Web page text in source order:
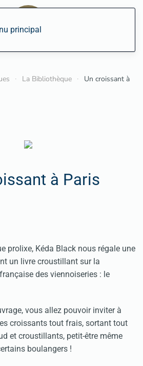
principal
La Bibliothèque
Un croissant à
à Paris
prolixe, Kéda Black nous régale une
un livre croustillant sur la
des viennoiseries : le
vous allez pouvoir inviter à
croissants tout frais, sortant tout
et croustillants, petit-être même
boulangers !